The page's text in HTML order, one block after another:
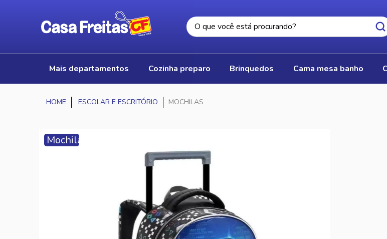
mais departamentos cozinha preparo brinquedos cama mesa banho
ESCOLAR E ESCRITÓRIO MOCHILAS
Mochilas